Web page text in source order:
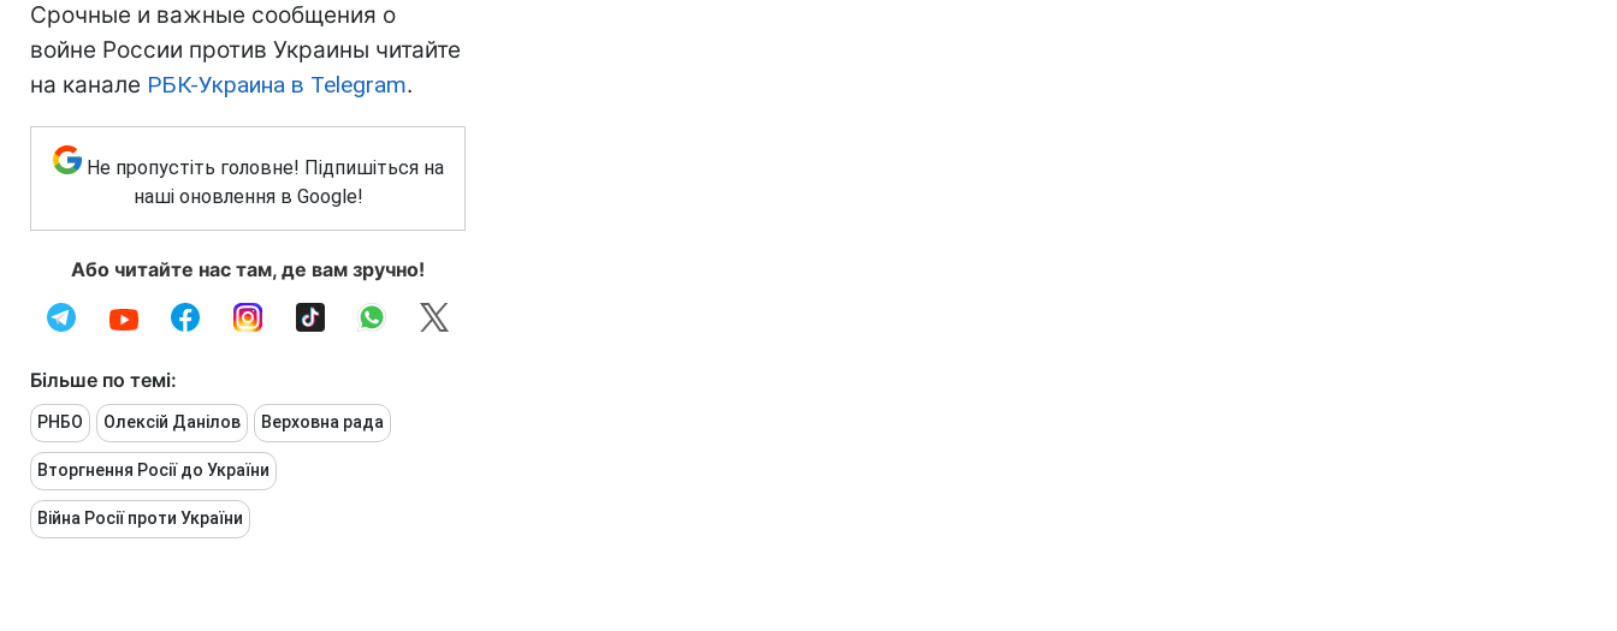
Срочные и важные сообщения о
войне России против Украины читайте
на канале РБК-Украина в Telegram.
Не пропустіть головне! Підпишіться на
наші оновлення в Google!
Або читайте нас там, де вам зручно!
Більше по темі:
РНБО Олексій Данілов Верховна рада
Вторгнення Росії до України
Війна Росії проти України